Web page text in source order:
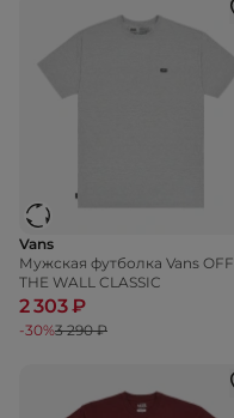
Vans
Мужская футболка Vans OFF
THE WALL CLASSIC
2 303 ₽
-30%3 290 ₽